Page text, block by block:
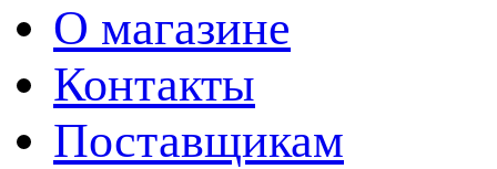
О магазине
Контакты
Поставщикам